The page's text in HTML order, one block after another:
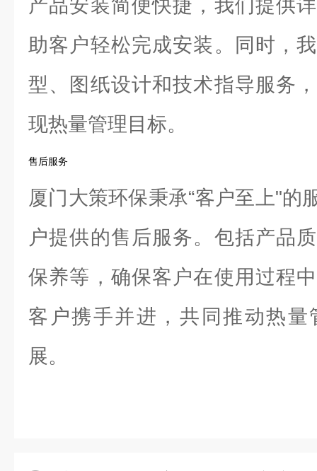
产品安装简便快捷，我们提供
助客户轻松完成安装。同时，
型、图纸设计和技术指导服务
现热量管理目标。
售后服务
厦门大策环保秉承“客户至上"的
户提供的售后服务。包括产品
保养等，确保客户在使用过程
客户携手并进，共同推动热
展。